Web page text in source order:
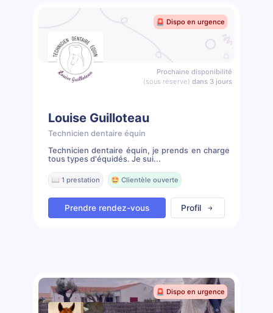
🚨 Dispo en urgence
Prochaine disponibilité
(sous réserve) dans 3 jours
Louise Guilloteau
Technicien dentaire équin
Technicien dentaire équin, je prends en charge
tous types d'équidés. Je sui...
📖 1 prestation 🤩 Clientèle ouverte
Prendre rendez-vous Profil
🚨 Dispo en urgence